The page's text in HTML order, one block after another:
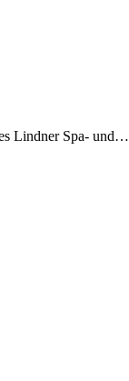
Lindner Spa- und…